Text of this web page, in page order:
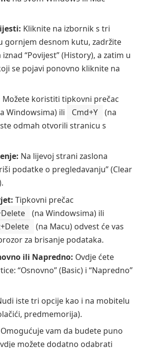
Kliknite na izbornik s tri
gornjem desnom kutu, zadržite
“Povijest” (History), a zatim u
se pojavi ponovno kliknite na
Možete koristiti tipkovni prečac
Windowsima) ili Cmd+Y
(na
odmah otvorili stranicu s
Na lijevoj strani zaslona
podatke o pregledavanju” (Clear
Tipkovni prečac
(na Windowsima) ili
(na Macu) odvest će vas
za brisanje podataka.
ili Napredno: Ovdje ćete
“Osnovno” (Basic) i “Napredno”
iste tri opcije kao i na mobitelu
predmemorija).
Omogućuje vam da budete puno
možete dodatno odabrati